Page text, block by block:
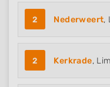
2 Nederweert,
2 Kerkrade,
Use limited data to
Use precise